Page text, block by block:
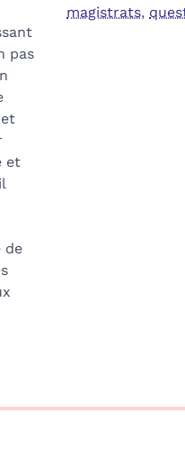
pas
et
de
magistrats,